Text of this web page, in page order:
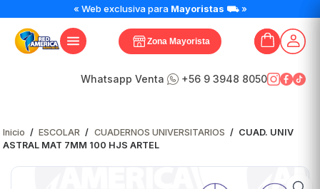
« Web exclusiva para Mayoristas ⛟ »
Zona Mayorista
Whatsapp Venta +56 9 3948 8050
Inicio / ESCOLAR / CUADERNOS UNIVERSITARIOS / CUAD. UNIV
ASTRAL MAT 7MM 100 HJS ARTEL
UNIV
ASTRAL
MAT